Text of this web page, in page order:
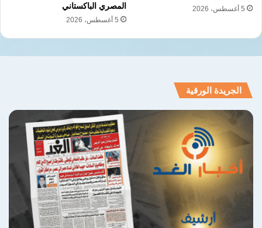
5 أغسطس، 2026
المصري الباكستاني
5 أغسطس، 2026
الجريدة الورقية